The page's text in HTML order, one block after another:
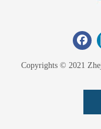
Copyrights © 2021